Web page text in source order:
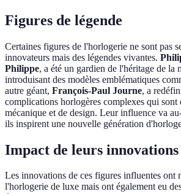
Figures de légende
Certaines figures de l'horlogerie ne sont pas
innovateurs mais des légendes vivantes.
Philippe, a été un gardien de l'héritage de la
introduisant des modèles emblématiques
autre géant, François-Paul Journe, a
complications horlogères complexes qui sont
mécanique et de design. Leur influence va
ils inspirent une nouvelle génération
Impact de leurs innovations
Les innovations de ces figures influentes ont
l'horlogerie de luxe mais ont également eu